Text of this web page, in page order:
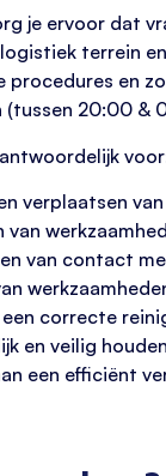
je ervoor dat
terrein
procedures en
(tussen 20:00 &
verplaatsen
van
van contact
correcte
en veilig
een efficiënt